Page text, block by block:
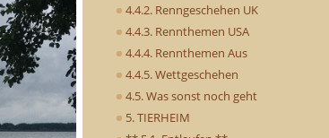
4.4.2. Renngeschehen UK
4.4.3. Rennthemen USA
4.4.4. Rennthemen Aus
4.4.5. Wettgeschehen
4.5. Was sonst noch geht
5. TIERHEIM